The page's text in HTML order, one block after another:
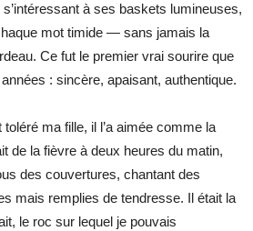
à ses baskets lumineuses,
mot timide — sans jamais la
Ce fut le premier vrai sourire que
: sincère, apaisant, authentique.
toléré ma fille, il l’a aimée comme la
de la fièvre à deux heures du matin,
des couvertures, chantant des
mais remplies de tendresse. Il était la
le roc sur lequel je pouvais